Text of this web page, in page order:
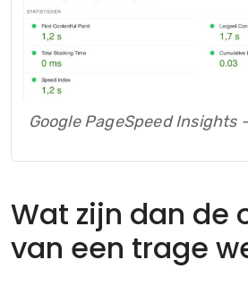
Google PageSpeed Insights
Wat zijn dan de
van een trage